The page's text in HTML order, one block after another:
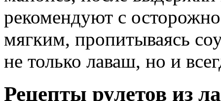
рекомендуют с
мягким, пропитываясь
не только лаваш, но и
Рецепты рулетов из